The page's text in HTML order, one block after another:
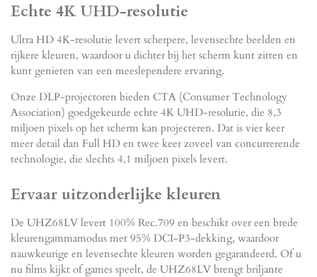
Echte 4K UHD-resolutie
Ultra HD 4K-resolutie levert scherpere, levensechte beelden en
rijkere kleuren, waardoor u dichter bij het scherm kunt zitten en
kunt genieten van een meeslependere ervaring.
Onze DLP-projectoren bieden CTA (Consumer Technology
Association) goedgekeurde echte 4K UHD-resolutie, die 8,3
miljoen pixels op het scherm kan projecteren. Dat is vier keer
meer detail dan Full HD en twee keer zoveel van concurrerende
technologie, die slechts 4,1 miljoen pixels levert.
Ervaar uitzonderlijke kleuren
De UHZ68LV levert 100% Rec.709 en beschikt over een brede
kleurengammamodus met 95% DCI-P3-dekking, waardoor
nauwkeurige en levensechte kleuren worden gegarandeerd. Of u
nu films kijkt of games speelt, de UHZ68LV brengt briljante